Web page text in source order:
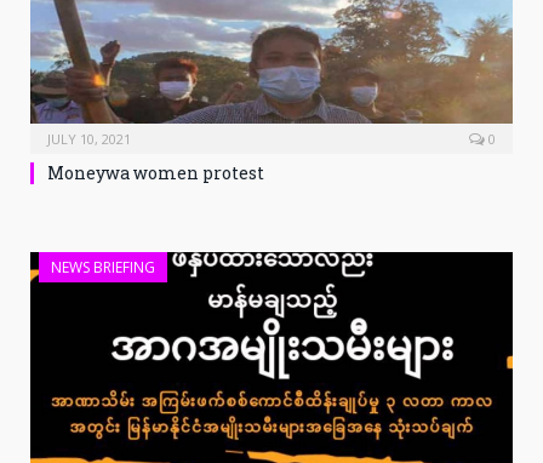
JULY 10, 2021 0
Moneywa women protest
NEWS BRIEFING